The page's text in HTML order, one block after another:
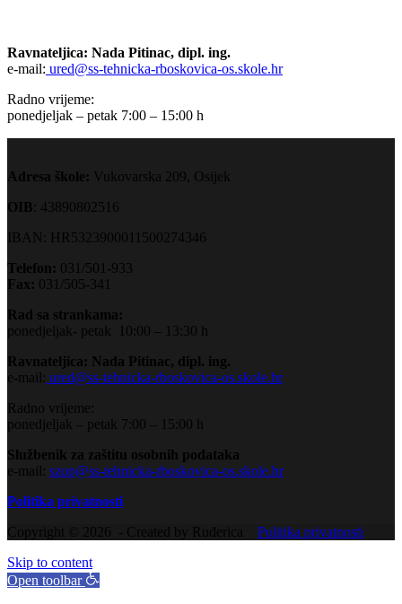
Ravnateljica: Nada Pitinac, dipl. ing.
e-mail: ured@ss-tehnicka-rboskovica-os.skole.hr
Radno vrijeme:
ponedjeljak – petak 7:00 – 15:00 h
Adresa škole: Vukovarska 209, Osijek
OIB: 43890802516
IBAN: HR5323900011500274346
Telefon: 031/501-933
Fax: 031/505-341
Rad sa strankama:
ponedjeljak- petak 10:00 – 13:30 h
Ravnateljica: Nada Pitinac, dipl. ing.
e-mail: ured@ss-tehnicka-rboskovica-os.skole.hr
Radno vrijeme:
ponedjeljak – petak 7:00 – 15:00 h
Službenik za zaštitu osobnih podataka
e-mail: szop@ss-tehnicka-rboskovica-os.skole.hr
Politika privatnosti
Copyright © 2026 - Created by Ruđerica Politika privatnosti
Skip to content
Open toolbar